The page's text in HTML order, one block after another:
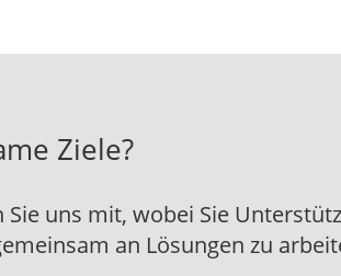
Ziele?
uns mit, wobei Sie
an Lösungen zu